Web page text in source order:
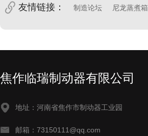
友情链接： 制造论坛 尼龙蒸煮箱
焦作临瑞制动器有限公司
地址：河南省焦作市制动器工业园
邮箱：73150111@qq.com